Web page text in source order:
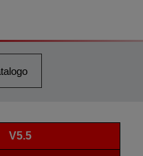
V5.5